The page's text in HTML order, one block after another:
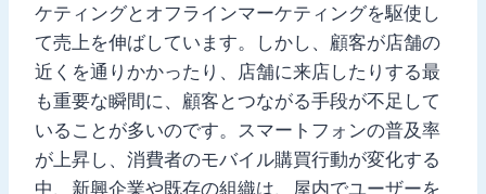
ケティングとオフラインマーケティングを駆使し
て売上を伸ばしています。しかし、顧客が店舗の
近くを通りかかったり、店舗に来店したりする最
も重要な瞬間に、顧客とつながる手段が不足して
いることが多いのです。スマートフォンの普及率
が上昇し、消費者のモバイル購買行動が変化する
中、新興企業や既存の組織は、屋内でユーザーを